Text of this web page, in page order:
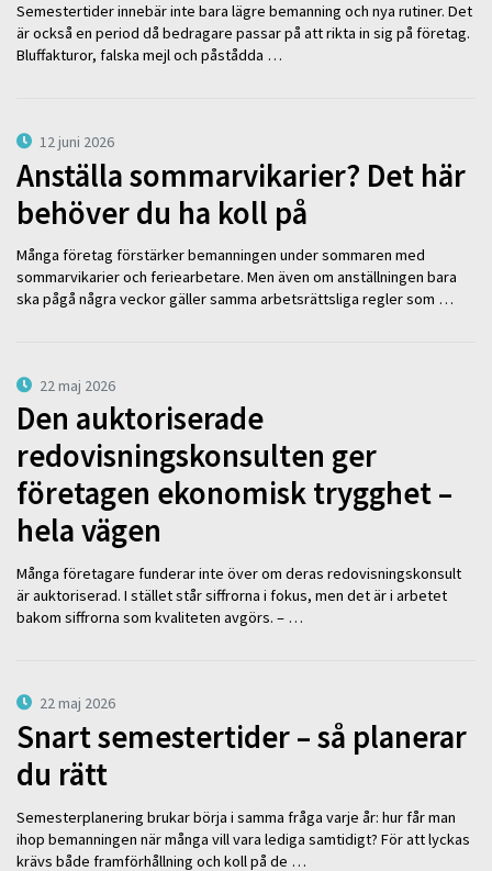
Semestertider innebär inte bara lägre bemanning och nya rutiner. Det
är också en period då bedragare passar på att rikta in sig på företag.
Bluffakturor, falska mejl och påstådda …
12 juni 2026
Anställa sommarvikarier? Det här
behöver du ha koll på
Många företag förstärker bemanningen under sommaren med
sommarvikarier och feriearbetare. Men även om anställningen bara
ska pågå några veckor gäller samma arbetsrättsliga regler som …
22 maj 2026
Den auktoriserade
redovisningskonsulten ger
företagen ekonomisk trygghet –
hela vägen
Många företagare funderar inte över om deras redovisningskonsult
är auktoriserad. I stället står siffrorna i fokus, men det är i arbetet
bakom siffrorna som kvaliteten avgörs. – …
22 maj 2026
Snart semestertider – så planerar
du rätt
Semesterplanering brukar börja i samma fråga varje år: hur får man
ihop bemanningen när många vill vara lediga samtidigt? För att lyckas
krävs både framförhållning och koll på de …